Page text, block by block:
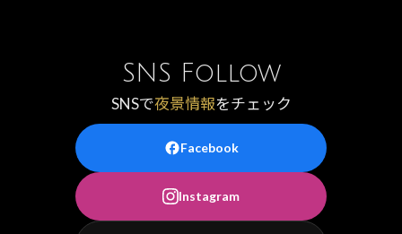
SNS Follow
SNSで夜景情報をチェック
Facebook
Instagram